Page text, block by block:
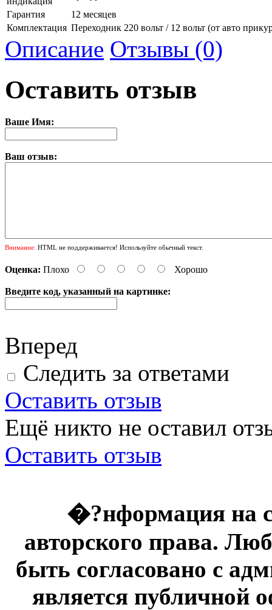
Гарантия
12 месяцев
Комплектация Переходник 220 вольт / 12 вольт (от авто
Описание Отзывы (0)
Оставить отзыв
Ваше Имя:
Ваш отзыв:
Внимание: HTML не поддерживается! Используйте обычный текст.
Оценка: Плохо Хорошо
Введите код, указанный на картинке:
Вперед
Следить за ответами
Оставить отзыв
Ещё никто не оставил
Оставить отзыв
�?нформация на
авторского права.
быть согласовано с
является публичной